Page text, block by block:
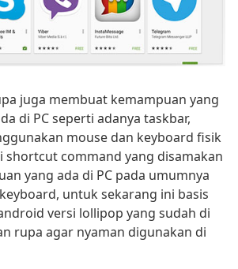
juga membuat kemampuan yang
di PC seperti adanya taskbar,
mouse dan keyboard fisik
shortcut command yang disamakan
yang ada di PC pada umumnya
untuk sekarang ini basis
versi lollipop yang sudah di
rupa agar nyaman digunakan di